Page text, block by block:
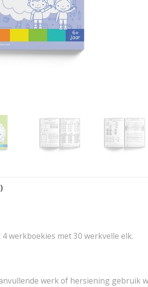
werkboekies met 30 werkvelle elk.
werk of hersiening gebruik